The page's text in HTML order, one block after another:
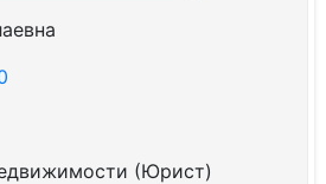
(Юрист)